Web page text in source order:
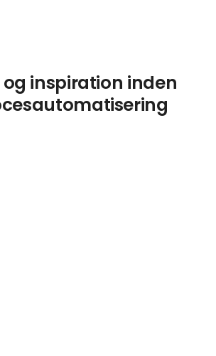
inspiration inden